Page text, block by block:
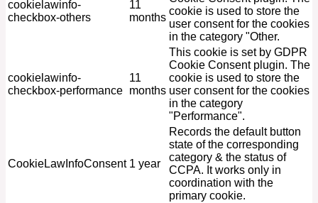
cookielawinfo-
checkbox-others
11
months
cookie is used to store the
user consent for the cookies
in the category "Other.
cookielawinfo-
checkbox-performance
11
months
This cookie is set by GDPR
Cookie Consent plugin. The
cookie is used to store the
user consent for the cookies
in the category
"Performance".
CookieLawInfoConsent 1 year
Records the default button
state of the corresponding
category & the status of
CCPA. It works only in
coordination with the
primary cookie.